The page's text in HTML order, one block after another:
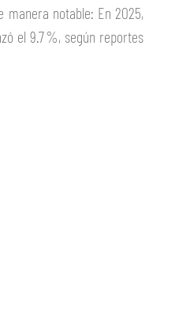
manera notable: En 2025,
el 9.7 %, según reportes